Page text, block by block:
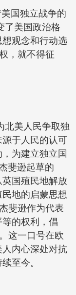
国独立战争的
了美国政治格
观念和行动选
，就不得征
北美人民争取独
于人民的认可
为建立独立国
斐逊起草的
英国殖民地解放
地的启蒙思想
斐逊作为代表
的权利，倡
这一口号在欧
内心深处对抗
至今。